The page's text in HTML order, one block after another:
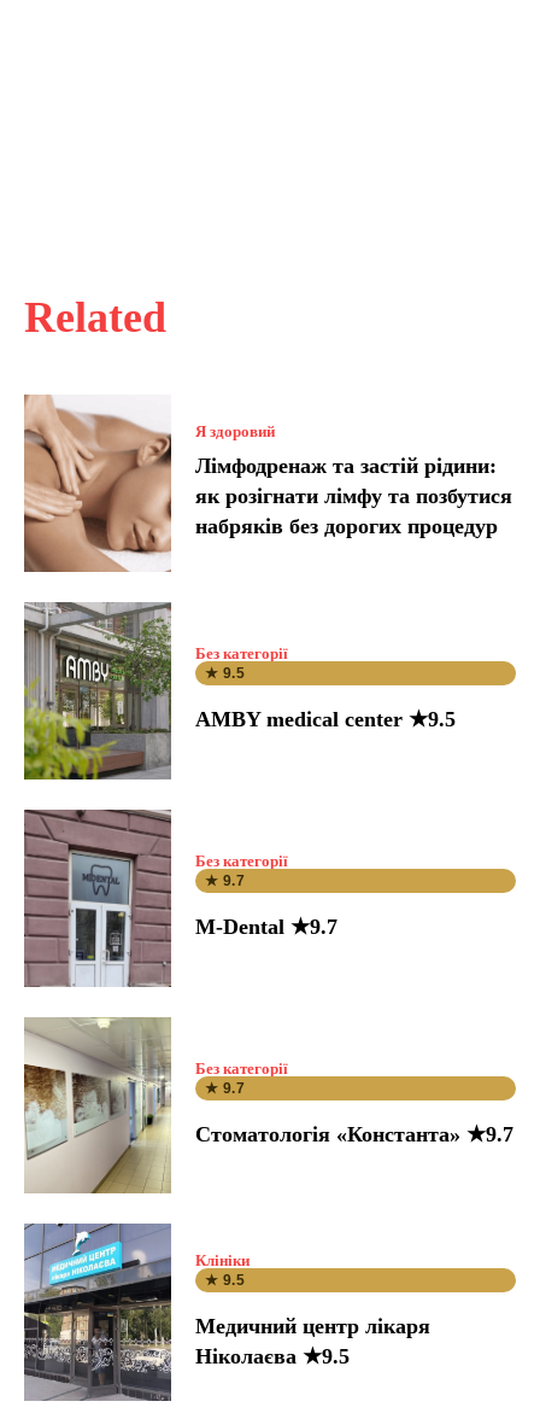
Related
Я здоровий
Лімфодренаж та застій рідини:
як розігнати лімфу та позбутися
набряків без дорогих процедур
Без категорії
★ 9.5
AMBY medical center ★9.5
Без категорії
★ 9.7
M-Dental ★9.7
Без категорії
★ 9.7
Стоматологія «Константа» ★9.7
Клініки
★ 9.5
Медичний центр лікаря
Ніколаєва ★9.5